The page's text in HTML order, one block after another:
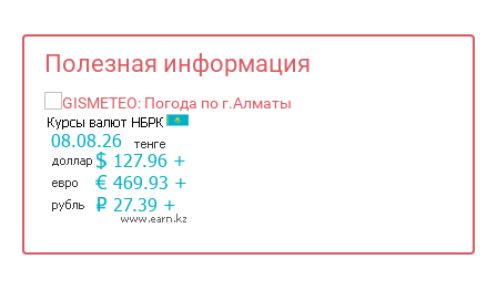
Полезная информация